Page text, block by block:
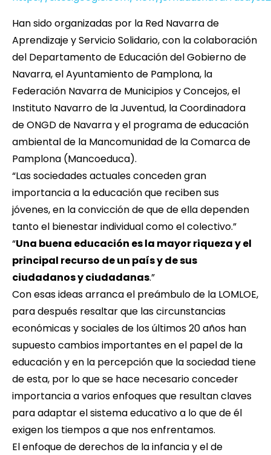
Han sido organizadas por la Red Navarra de
Aprendizaje y Servicio Solidario, con la colaboración
del Departamento de Educación del Gobierno de
Navarra, el Ayuntamiento de Pamplona, la
Federación Navarra de Municipios y Concejos, el
Instituto Navarro de la Juventud, la Coordinadora
de ONGD de Navarra y el programa de educación
ambiental de la Mancomunidad de la Comarca de
Pamplona (Mancoeduca).
“Las sociedades actuales conceden gran
importancia a la educación que reciben sus
jóvenes, en la convicción de que de ella dependen
tanto el bienestar individual como el colectivo.”
“Una buena educación es la mayor riqueza y el
principal recurso de un país y de sus
ciudadanos y ciudadanas.”
Con esas ideas arranca el preámbulo de la LOMLOE,
para después resaltar que las circunstancias
económicas y sociales de los últimos 20 años han
supuesto cambios importantes en el papel de la
educación y en la percepción que la sociedad tiene
de esta, por lo que se hace necesario conceder
importancia a varios enfoques que resultan claves
para adaptar el sistema educativo a lo que de él
exigen los tiempos a que nos enfrentamos.
El enfoque de derechos de la infancia y el de